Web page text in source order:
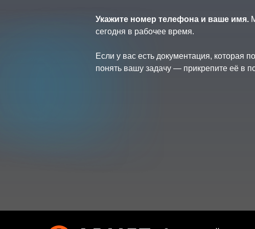
Укажите номер телефона и ваше имя.
сегодня в рабочее время.
Если у вас есть документация, которая
понять вашу задачу — прикрепите её в